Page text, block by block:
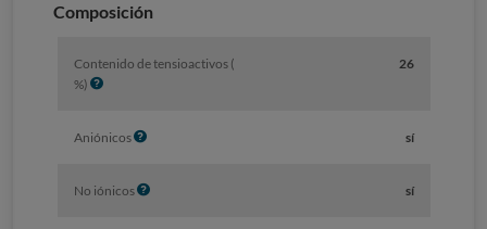
Composición
Contenido de tensioactivos (
%) I
o
26
AniónicosI
o
sí
No iónicosI
sí